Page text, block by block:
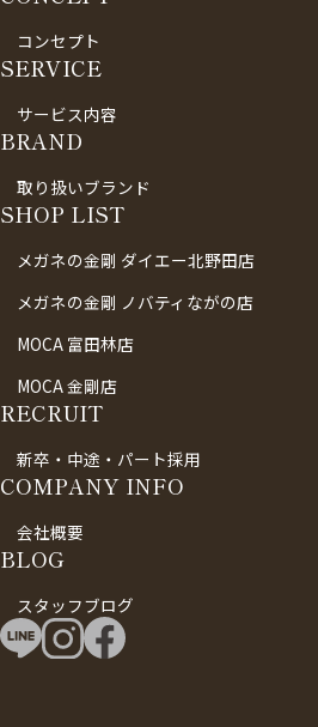
コンセプト
SERVICE
サービス内容
BRAND
取り扱いブランド
SHOP LIST
メガネの金剛 ダイエー北野田店
メガネの金剛 ノバティながの店
MOCA 富田林店
MOCA 金剛店
RECRUIT
新卒・中途・パート採用
COMPANY INFO
会社概要
BLOG
スタッフブログ